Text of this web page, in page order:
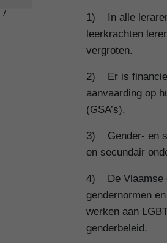
1) In alle
leerkrachten
vergroten.
2) Er is
aanvaarding op
(GSA’s).
3) Gender- en
en secundair
4) De Vlaamse
gendernormen
werken aan
genderbeleid.